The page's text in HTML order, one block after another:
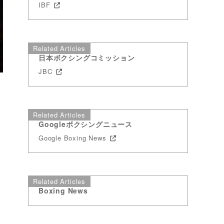
IBF
Related Articles
日本ボクシングコミッション
JBC
Related Articles
Googleボクシングニュース
Google Boxing News
Related Articles
Boxing News